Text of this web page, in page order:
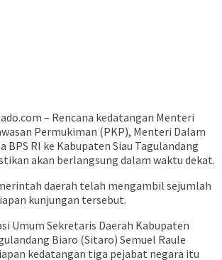
– Rencana kedatangan Menteri
Permukiman (PKP), Menteri Dalam
BPS RI ke Kabupaten Siau Tagulandang
akan berlangsung dalam waktu dekat.
daerah telah mengambil sejumlah
kunjungan tersebut.
Umum Sekretaris Daerah Kabupaten
Biaro (Sitaro) Semuel Raule
kedatangan tiga pejabat negara itu